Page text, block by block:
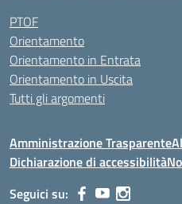
PTOF
Orientamento
Orientamento in Entrata
Orientamento in Uscita
Tutti gli argomenti
Amministrazione Trasparente
Dichiarazione di accessibilità
Seguici su: